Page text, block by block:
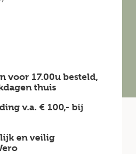
voor 17.00u besteld,
thuis
v.a. € 100,- bij
en veilig